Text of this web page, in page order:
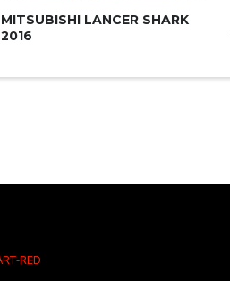
MITSUBISHI LANCER SHARK
2016